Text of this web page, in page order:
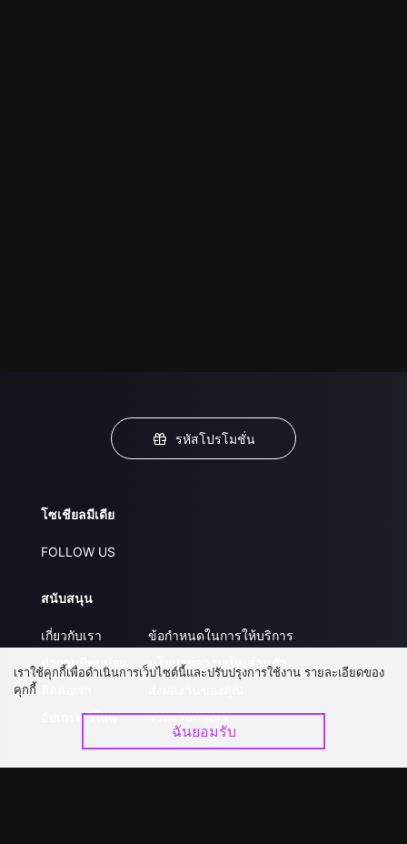
รหัสโปรโมชั่น
โซเชียลมีเดีย
FOLLOW US
สนับสนุน
เกี่ยวกับเรา
คำถามที่พบบ่อย
อัปเกรด วีไอพี
ข้อกำหนดในการให้บริการ
นโยบายความเป็นส่วนตัว
ร่วมงานกับเรา
เราใช้คุกกี้เพื่อดำเนินการเว็บไซต์นี้และปรับปรุงการใช้งาน รายละเอียดของ
คุกกี้
ฉันยอมรับ